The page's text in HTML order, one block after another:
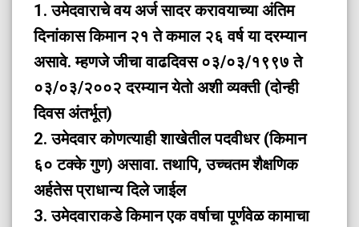
1. उमेदवाराचे वय अर्ज सादर करावयाच्या अंतिम
दिनांकास किमान २१ ते कमाल २६ वर्ष या दरम्यान
असावे. म्हणजे जीचा वाढदिवस ०३/०३/१९९७ ते
०३/०३/२००२ दरम्यान येतो अशी व्यक्ती (दोन्ही
दिवस अंतर्भूत)
2. उमेदवार कोणत्याही शाखेतील पदवीधर (किमान
६० टक्के गुण) असावा. तथापि, उच्चतम शैक्षणिक
अर्हतेस प्राधान्य दिले जाईल
3. उमेदवाराकडे किमान एक वर्षाचा पूर्णवेळ कामाचा